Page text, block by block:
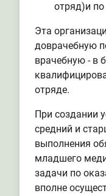
отряд)и
Эта
доврачебную
врачебную - в
отряде.
При создании
средний и
выполнения
младшего
задачи по
вполне